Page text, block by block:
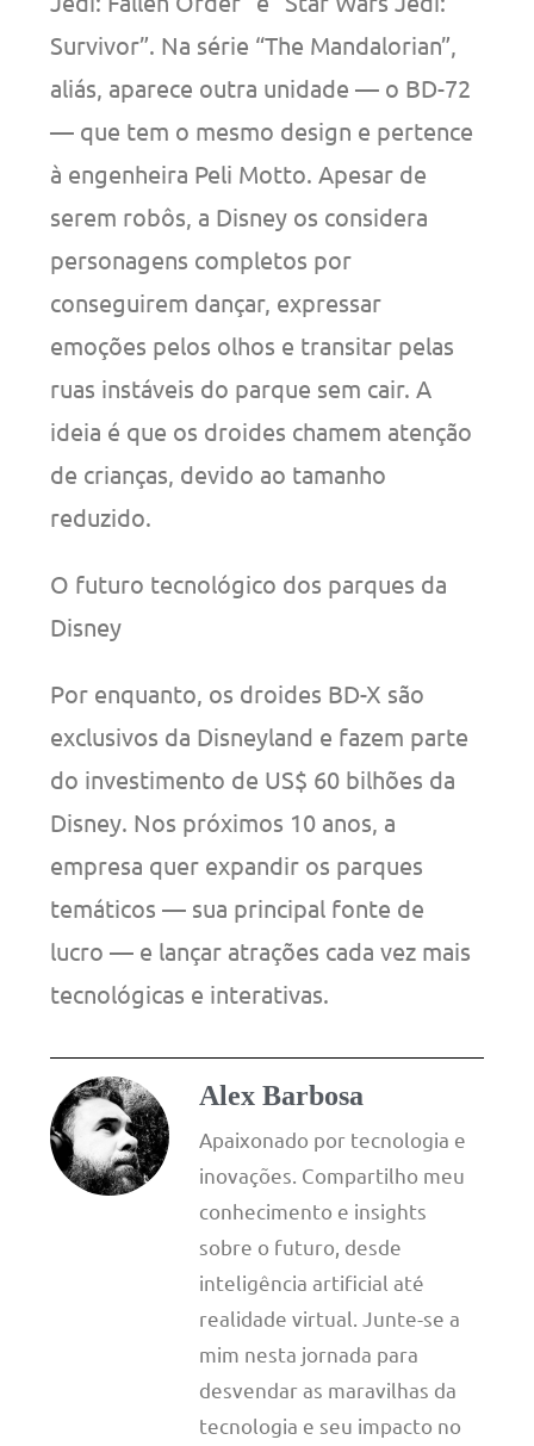
Survivor”. Na série “The Mandalorian”,
aliás, aparece outra unidade — o BD-72
— que tem o mesmo design e pertence
à engenheira Peli Motto. Apesar de
serem robôs, a Disney os considera
personagens completos por
conseguirem dançar, expressar
emoções pelos olhos e transitar pelas
ruas instáveis do parque sem cair. A
ideia é que os droides chamem atenção
de crianças, devido ao tamanho
reduzido.
O futuro tecnológico dos parques da
Disney
Por enquanto, os droides BD-X são
exclusivos da Disneyland e fazem parte
do investimento de US$ 60 bilhões da
Disney. Nos próximos 10 anos, a
empresa quer expandir os parques
temáticos — sua principal fonte de
lucro — e lançar atrações cada vez mais
tecnológicas e interativas.
Alex Barbosa
Apaixonado por tecnologia e
inovações. Compartilho meu
conhecimento e insights
sobre o futuro, desde
inteligência artificial até
realidade virtual. Junte-se a
mim nesta jornada para
desvendar as maravilhas da
tecnologia e seu impacto no